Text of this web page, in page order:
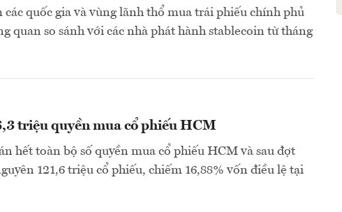
quốc gia và vùng lãnh thổ mua trái phiếu chính phủ
quan so sánh với các nhà phát hành stablecoin từ tháng
triệu quyền mua cổ phiếu HCM
hết toàn bộ số quyền mua cổ phiếu HCM và sau đợt
121,6 triệu cổ phiếu, chiếm 16,88% vốn điều lệ tại